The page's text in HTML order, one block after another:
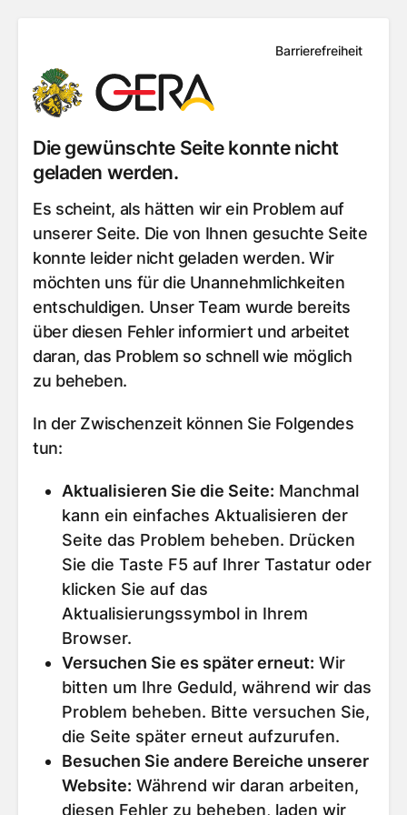
Barrierefreiheit
Die gewünschte Seite konnte nicht
geladen werden.
Es scheint, als hätten wir ein Problem auf
unserer Seite. Die von Ihnen gesuchte Seite
konnte leider nicht geladen werden. Wir
möchten uns für die Unannehmlichkeiten
entschuldigen. Unser Team wurde bereits
über diesen Fehler informiert und arbeitet
daran, das Problem so schnell wie möglich
zu beheben.
In der Zwischenzeit können Sie Folgendes
tun:
Aktualisieren Sie die Seite: Manchmal
kann ein einfaches Aktualisieren der
Seite das Problem beheben. Drücken
Sie die Taste F5 auf Ihrer Tastatur oder
klicken Sie auf das
Aktualisierungssymbol in Ihrem
Browser.
Versuchen Sie es später erneut: Wir
bitten um Ihre Geduld, während wir das
Problem beheben. Bitte versuchen Sie,
die Seite später erneut aufzurufen.
Besuchen Sie andere Bereiche unserer
Website: Während wir daran arbeiten,
diesen Fehler zu beheben, laden wir